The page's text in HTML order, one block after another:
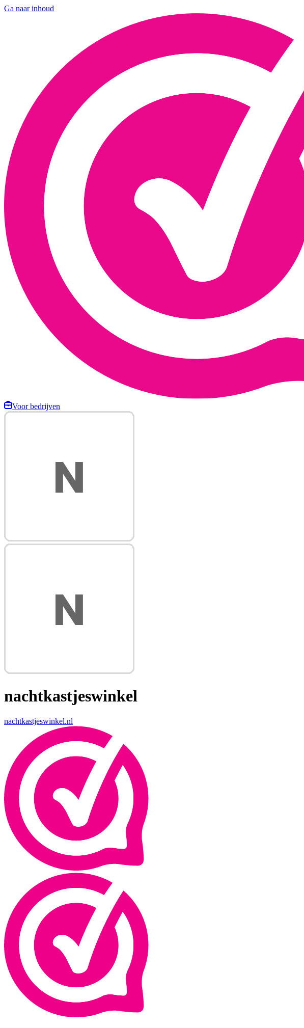
Ga naar inhoud
Voor bedrijven
nachtkastjeswinkel
nachtkastjeswinkel.nl